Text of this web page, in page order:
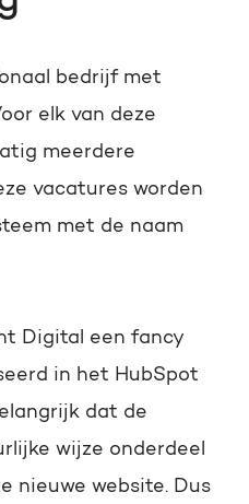
bedrijf met
elk van deze
meerdere
vacatures worden
met de naam
Digital een fancy
in het HubSpot
dat de
wijze onderdeel
nieuwe website. Dus